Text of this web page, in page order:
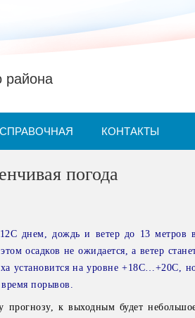
района
СПРАВОЧНАЯ КОНТАКТЫ
погода
днем, дождь и ветер до 13 метров в
осадков не ожидается, а ветер
установится на уровне +18С…+20С,
порывов.
прогнозу, к выходным будет